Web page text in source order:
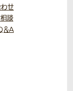
せ
談
＆A